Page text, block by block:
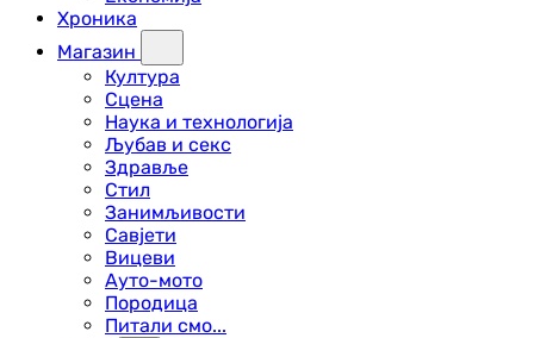
Хроника
Магазин
Култура
Сцена
Наука и технологија
Љубав и секс
Здравље
Стил
Занимљивости
Савјети
Вицеви
Ауто-мото
Породица
Питали смо...